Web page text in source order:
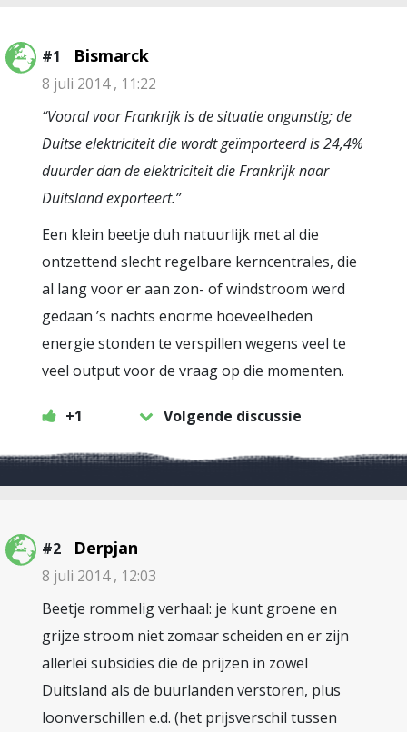
#1 Bismarck
8 juli 2014 , 11:22
“Vooral voor Frankrijk is de situatie ongunstig; de
Duitse elektriciteit die wordt geïmporteerd is 24,4%
duurder dan de elektriciteit die Frankrijk naar
Duitsland exporteert.”
Een klein beetje duh natuurlijk met al die
ontzettend slecht regelbare kerncentrales, die
al lang voor er aan zon- of windstroom werd
gedaan ’s nachts enorme hoeveelheden
energie stonden te verspillen wegens veel te
veel output voor de vraag op die momenten.
+1 Volgende discussie
#2 Derpjan
8 juli 2014 , 12:03
Beetje rommelig verhaal: je kunt groene en
grijze stroom niet zomaar scheiden en er zijn
allerlei subsidies die de prijzen in zowel
Duitsland als de buurlanden verstoren, plus
loonverschillen e.d. (het prijsverschil tussen